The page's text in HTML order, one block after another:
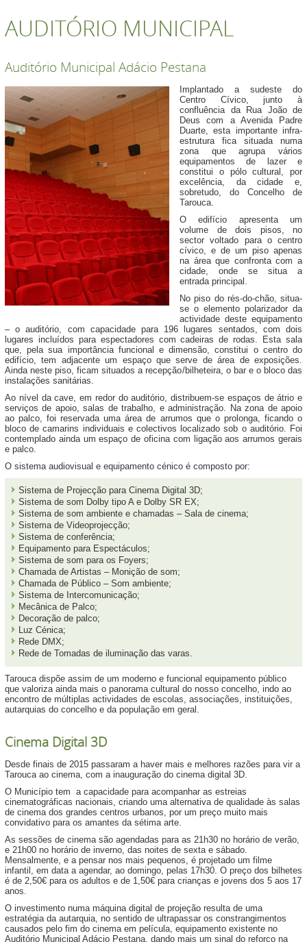
AUDITÓRIO MUNICIPAL
Auditório Municipal Adácio Pestana
Implantado a sudeste do
Centro Cívico, junto à
confluência da Rua João de
Deus com a Avenida Padre
Duarte, esta importante infra-
estrutura fica situada numa
zona que agrupa vários
equipamentos de lazer e
constitui o pólo cultural, por
excelência, da cidade e,
sobretudo, do Concelho de
Tarouca.
O edifício apresenta um
volume de dois pisos, no
sector voltado para o centro
cívico, e de um piso apenas
na área que confronta com a
cidade, onde se situa a
entrada principal.
No piso do rés-do-chão, situa-
se o elemento polarizador da
actividade deste equipamento
– o auditório, com capacidade para 196 lugares sentados, com dois
lugares incluídos para espectadores com cadeiras de rodas. Esta sala
que, pela sua importância funcional e dimensão, constitui o centro do
edifício, tem adjacente um espaço que serve de área de exposições.
Ainda neste piso, ficam situados a recepção/bilheteira, o bar e o bloco das
instalações sanitárias.
Ao nível da cave, em redor do auditório, distribuem-se espaços de átrio e
serviços de apoio, salas de trabalho, e administração. Na zona de apoio
ao palco, foi reservada uma área de arrumos que o prolonga, ficando o
bloco de camarins individuais e colectivos localizado sob o auditório. Foi
contemplado ainda um espaço de oficina com ligação aos arrumos gerais
e palco.
O sistema audiovisual e equipamento cénico é composto por:
Sistema de Projecção para Cinema Digital 3D;
Sistema de som Dolby tipo A e Dolby SR EX;
Sistema de som ambiente e chamadas – Sala de cinema;
Sistema de Videoprojecção;
Sistema de conferência;
Equipamento para Espectáculos;
Sistema de som para os Foyers;
Chamada de Artistas – Monição de som;
Chamada de Público – Som ambiente;
Sistema de Intercomunicação;
Mecânica de Palco;
Decoração de palco;
Luz Cénica;
Rede DMX;
Rede de Tomadas de iluminação das varas.
Tarouca dispõe assim de um moderno e funcional equipamento público
que valoriza ainda mais o panorama cultural do nosso concelho, indo ao
encontro de múltiplas actividades de escolas, associações, instituições,
autarquias do concelho e da população em geral.
Cinema Digital 3D
Desde finais de 2015 passaram a haver mais e melhores razões para vir a
Tarouca ao cinema, com a inauguração do cinema digital 3D.
O Município tem a capacidade para acompanhar as estreias
cinematográficas nacionais, criando uma alternativa de qualidade às salas
de cinema dos grandes centros urbanos, por um preço muito mais
convidativo para os amantes da sétima arte.
As sessões de cinema são agendadas para as 21h30 no horário de verão,
e 21h00 no horário de inverno, das noites de sexta e sábado.
Mensalmente, e a pensar nos mais pequenos, é projetado um filme
infantil, em data a agendar, ao domingo, pelas 17h30. O preço dos bilhetes
é de 2,50€ para os adultos e de 1,50€ para crianças e jovens dos 5 aos 17
anos.
O investimento numa máquina digital de projeção resulta de uma
estratégia da autarquia, no sentido de ultrapassar os constrangimentos
causados pelo fim do cinema em película, equipamento existente no
Auditório Municipal Adácio Pestana, dando mais um sinal do reforço na